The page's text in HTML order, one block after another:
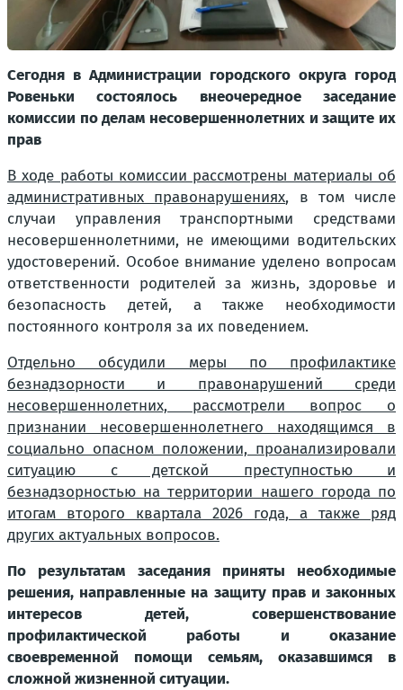
Сегодня в Администрации городского округа город
Ровеньки состоялось внеочередное заседание
комиссии по делам несовершеннолетних и защите их
прав
В ходе работы комиссии рассмотрены материалы об
административных правонарушениях, в том числе
случаи управления транспортными средствами
несовершеннолетними, не имеющими водительских
удостоверений. Особое внимание уделено вопросам
ответственности родителей за жизнь, здоровье и
безопасность детей, а также необходимости
постоянного контроля за их поведением.
Отдельно обсудили меры по профилактике
безнадзорности и правонарушений среди
несовершеннолетних, рассмотрели вопрос о
признании несовершеннолетнего находящимся в
социально опасном положении, проанализировали
ситуацию с детской преступностью и
безнадзорностью на территории нашего города по
итогам второго квартала 2026 года, а также ряд
других актуальных вопросов.
По результатам заседания приняты необходимые
решения, направленные на защиту прав и законных
интересов детей, совершенствование
профилактической работы и оказание
своевременной помощи семьям, оказавшимся в
сложной жизненной ситуации.